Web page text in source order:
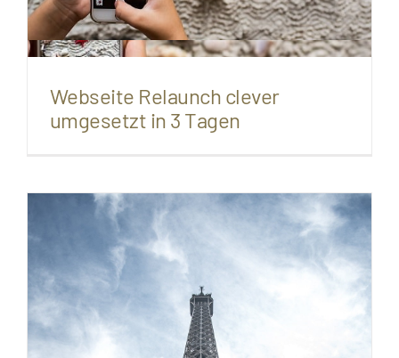
Webseite Relaunch clever
umgesetzt in 3 Tagen